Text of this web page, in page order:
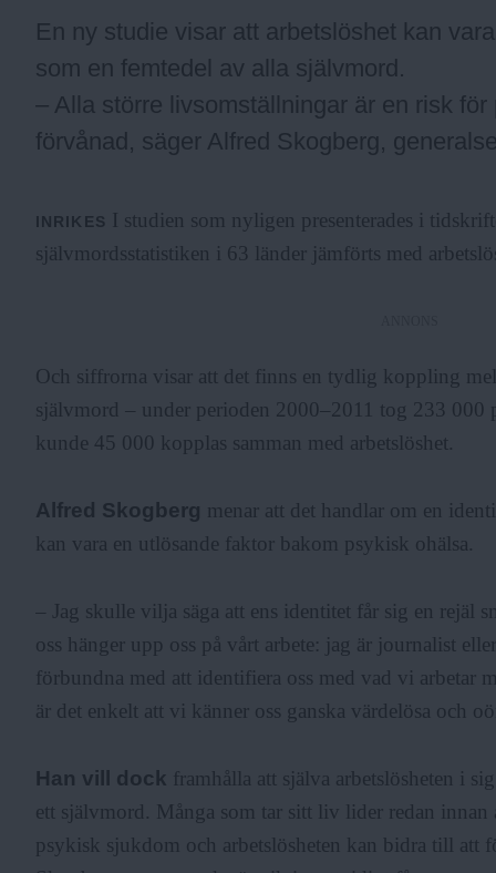
En ny studie visar att arbetslöshet kan
som en femtedel av alla självmord.
– Alla större livsomställningar är en risk
förvånad, säger Alfred Skogberg,
INRIKES I studien som nyligen presenterades i
självmordsstatistiken i 63 länder jämförts med
Och siffrorna visar att det finns en tydlig koppling
självmord – under perioden 2000–2011 tog 233 000
kunde 45 000 kopplas samman med arbetslöshet.
Alfred Skogberg menar att det handlar om en
kan vara en utlösande faktor bakom psykisk ohälsa.
– Jag skulle vilja säga att ens identitet får sig en rejäl
oss hänger upp oss på vårt arbete: jag är journalist
förbundna med att identifiera oss med vad vi arbetar
är det enkelt att vi känner oss ganska värdelösa och
Han vill dock framhålla att själva arbetslösheten i
ett självmord. Många som tar sitt liv lider redan innan
psykisk sjukdom och arbetslösheten kan bidra till att